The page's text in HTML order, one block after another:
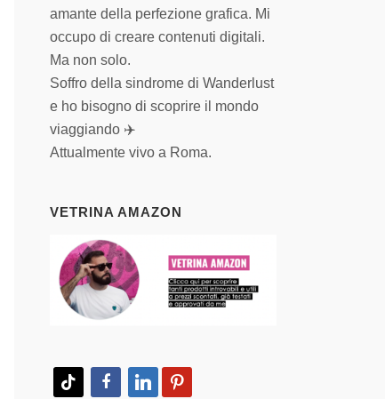
amante della perfezione grafica. Mi
occupo di creare contenuti digitali.
Ma non solo.
Soffro della sindrome di Wanderlust
e ho bisogno di scoprire il mondo
viaggiando ✈️
Attualmente vivo a Roma.
VETRINA AMAZON
tiktok facebooklinkedinpinterest